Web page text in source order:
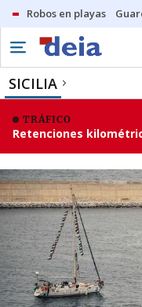
Robos en playas
SICILIA
TRÁFICO
Retenciones